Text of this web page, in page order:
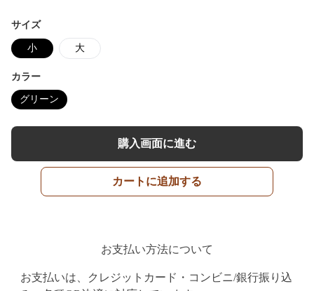
サイズ
小 大
カラー
グリーン
購入画面に進む
カートに追加する
お支払い方法について
お支払いは、クレジットカード・コンビニ/銀行振り込